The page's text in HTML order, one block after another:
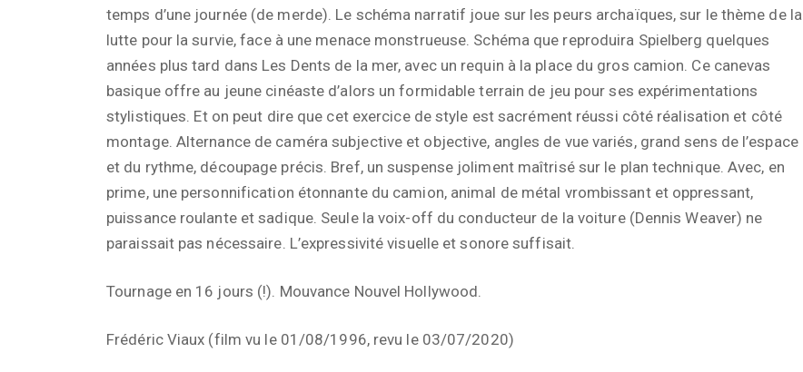
temps d’une journée (de merde). Le schéma narratif joue sur les peurs archaïques, sur le thème de la
lutte pour la survie, face à une menace monstrueuse. Schéma que reproduira Spielberg quelques
années plus tard dans Les Dents de la mer, avec un requin à la place du gros camion. Ce canevas
basique offre au jeune cinéaste d’alors un formidable terrain de jeu pour ses expérimentations
stylistiques. Et on peut dire que cet exercice de style est sacrément réussi côté réalisation et côté
montage. Alternance de caméra subjective et objective, angles de vue variés, grand sens de l’espace
et du rythme, découpage précis. Bref, un suspense joliment maîtrisé sur le plan technique. Avec, en
prime, une personnification étonnante du camion, animal de métal vrombissant et oppressant,
puissance roulante et sadique. Seule la voix-off du conducteur de la voiture (Dennis Weaver) ne
paraissait pas nécessaire. L’expressivité visuelle et sonore suffisait.
Tournage en 16 jours (!). Mouvance Nouvel Hollywood.
Frédéric Viaux (film vu le 01/08/1996, revu le 03/07/2020)